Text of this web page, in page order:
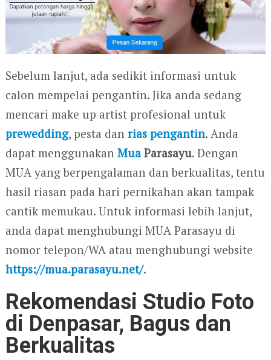
Sebelum lanjut, ada sedikit informasi untuk
calon mempelai pengantin. Jika anda sedang
mencari make up artist profesional untuk
prewedding, pesta dan rias pengantin. Anda
dapat menggunakan MuaParasayu. Dengan
MUA yang berpengalaman dan berkualitas, tentu
hasil riasan pada hari pernikahan akan tampak
cantik memukau. Untuk informasi lebih lanjut,
anda dapat menghubungi MUA Parasayu di
nomor telepon/WA atau menghubungi website
https://mua.parasayu.net/.
Rekomendasi Studio Foto
di Denpasar, Bagus dan
Berkualitas